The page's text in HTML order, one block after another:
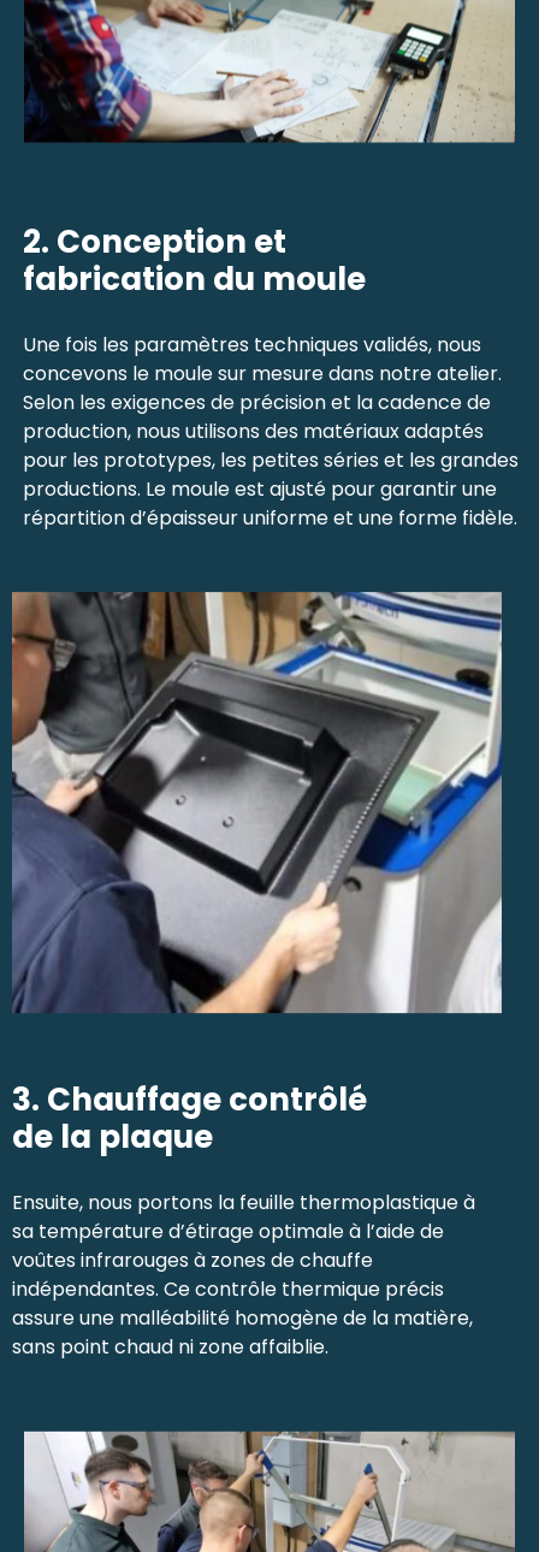
2. Conception et
fabrication du moule
Une fois les paramètres techniques validés, nous
concevons le moule sur mesure dans notre atelier.
Selon les exigences de précision et la cadence de
production, nous utilisons des matériaux adaptés
pour les prototypes, les petites séries et les grandes
productions. Le moule est ajusté pour garantir une
répartition d’épaisseur uniforme et une forme fidèle.
3. Chauffage contrôlé
de la plaque
Ensuite, nous portons la feuille thermoplastique à
sa température d’étirage optimale à l’aide de
voûtes infrarouges à zones de chauffe
indépendantes. Ce contrôle thermique précis
assure une malléabilité homogène de la matière,
sans point chaud ni zone affaiblie.